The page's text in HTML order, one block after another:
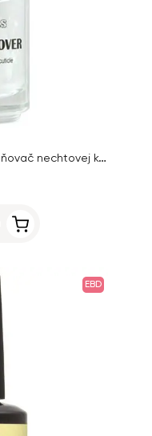
Cuticle Remover 15ml - odstraňovač nechtovej kožičky Inginails
EBD